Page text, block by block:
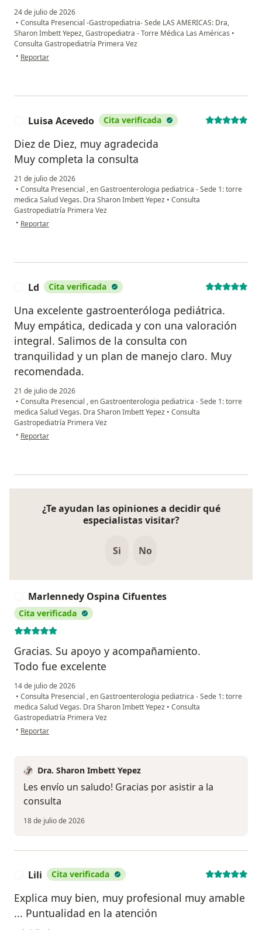
24 de julio de 2026
• Consulta Presencial -Gastropediatria- Sede LAS AMERICAS: Dra,
Sharon Imbett Yepez, Gastropediatra - Torre Médica Las Américas •
Consulta Gastropediatría Primera Vez
• en opinión del usuario CGE
Reportar
Luisa Acevedo Cita verificada
Diez de Diez, muy agradecida
Muy completa la consulta
21 de julio de 2026
• Consulta Presencial , en Gastroenterologia pediatrica - Sede 1: torre
medica Salud Vegas. Dra Sharon Imbett Yepez • Consulta
Gastropediatría Primera Vez
• en opinión del usuario Luisa Acevedo
Reportar
Ld Cita verificada
Una excelente gastroenteróloga pediátrica.
Muy empática, dedicada y con una valoración
integral. Salimos de la consulta con
tranquilidad y un plan de manejo claro. Muy
recomendada.
21 de julio de 2026
• Consulta Presencial , en Gastroenterologia pediatrica - Sede 1: torre
medica Salud Vegas. Dra Sharon Imbett Yepez • Consulta
Gastropediatría Primera Vez
• en opinión del usuario Ld
Reportar
¿Te ayudan las opiniones a decidir qué
especialistas visitar?
Si No
Marlennedy Ospina Cifuentes
Cita verificada
Gracias. Su apoyo y acompañamiento.
Todo fue excelente
14 de julio de 2026
• Consulta Presencial , en Gastroenterologia pediatrica - Sede 1: torre
medica Salud Vegas. Dra Sharon Imbett Yepez • Consulta
Gastropediatría Primera Vez
• en opinión del usuario Marlennedy Ospina Cifuentes
Reportar
Dra. Sharon Imbett Yepez
Les envío un saludo! Gracias por asistir a la
consulta
18 de julio de 2026
Lili Cita verificada
Explica muy bien, muy profesional muy amable
... Puntualidad en la atención